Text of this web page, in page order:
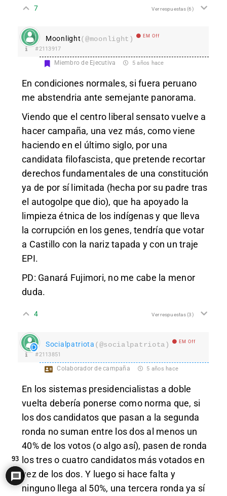
7 Ver respuestas(6)
Moonlight(@moonlight) EM Off
#2113917
Miembro de Ejecutiva 5 años hace
En condiciones normales, si fuera peruano
me abstendria ante semejante panorama.
Viendo que el centro liberal sensato vuelve a
hacer campaña, una vez más, como viene
haciendo en el último siglo, por una
candidata filofascista, que pretende recortar
derechos fundamentales de una constitución
ya de por sí limitada (hecha por su padre tras
el autogolpe que dio), que ha apoyado la
limpieza étnica de los indígenas y que lleva
la corrupción en los genes, tendría que votar
a Castillo con la nariz tapada y con un traje
EPI.
PD: Ganará Fujimori, no me cabe la menor
duda.
4 Ver respuestas(3)
Socialpatriota (@socialpatriota) EM Off
#2113851
Colaborador de campaña 5 años hace
En los sistemas presidencialistas a doble
vuelta debería ponerse como norma que, si
los dos candidatos que pasan a la segunda
ronda no suman entre los dos al menos un
40% de los votos (o algo así), pasen de ronda
los tres o cuatro candidatos más votados en
vez de los dos. Y luego si hace falta y
ninguno llega al 50%, una tercera ronda ya sí
93